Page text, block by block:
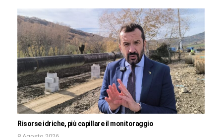
Risorse idriche, più capillare il monitoraggio